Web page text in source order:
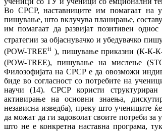
Во СРСР, наставниците им помагаат на
пишување, што вклучува планирање,
им помагаат да развијат позитивен
стратегии за објаснувачко и убедувачко
(POW-TREEii ), пишување приказни (К-К-
(POW-TREE), пишување на мислење
Филозофијата на СРСР е да овозможи
биде во согласност со потребите на
научи (14). СРСР користи
активирање на основни знаења,
независна изведба), преку што учениците
да можат да ги задоволат своите потреби
што не е конкретна наставна програма,